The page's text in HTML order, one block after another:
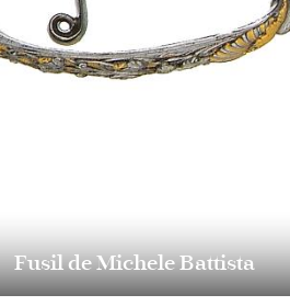
Fusil de Michele Battista